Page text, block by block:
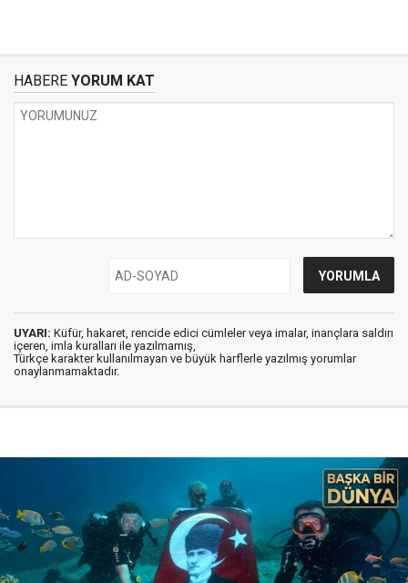
HABERE YORUM KAT
UYARI: Küfür, hakaret, rencide edici cümleler veya imalar, inançlara saldırı
içeren, imla kuralları ile yazılmamış,
Türkçe karakter kullanılmayan ve büyük harflerle yazılmış yorumlar
onaylanmamaktadır.